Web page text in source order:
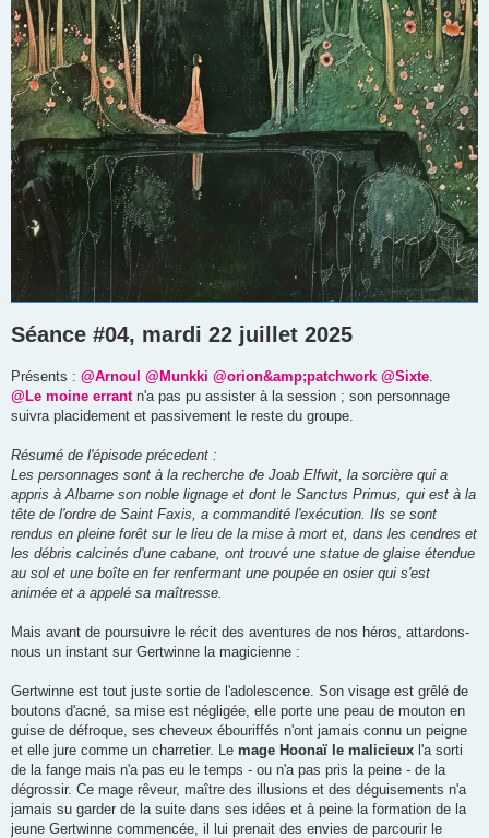
Séance #04, mardi 22 juillet 2025
Présents : @Arnoul @Munkki @orion&amp;patchwork @Sixte
@Le moine errant n'a pas pu assister à la session ; son personnage
suivra placidement et passivement le reste du groupe.
Résumé de l'épisode précedent :
Les personnages sont à la recherche de Joab Elfwit, la sorcière qui a
appris à Albarne son noble lignage et dont le Sanctus Primus, qui est à la
tête de l'ordre de Saint Faxis, a commandité l'exécution. Ils se sont
rendus en pleine forêt sur le lieu de la mise à mort et, dans les cendres et
les débris calcinés d'une cabane, ont trouvé une statue de glaise étendue
au sol et une boîte en fer renfermant une poupée en osier qui s'est
animée et a appelé sa maîtresse.
Mais avant de poursuivre le récit des aventures de nos héros, attardons-
nous un instant sur Gertwinne la magicienne :
Gertwinne est tout juste sortie de l'adolescence. Son visage est grêlé de
boutons d'acné, sa mise est négligée, elle porte une peau de mouton en
guise de défroque, ses cheveux ébouriffés n'ont jamais connu un peigne
et elle jure comme un charretier. Le mage Hoonaï le malicieux l'a sorti
de la fange mais n'a pas eu le temps - ou n'a pas pris la peine - de la
dégrossir. Ce mage rêveur, maître des illusions et des déguisements n'a
jamais su garder de la suite dans ses idées et à peine la formation de la
jeune Gertwinne commencée, il lui prenait des envies de parcourir le